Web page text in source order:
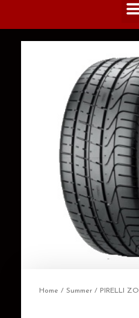
Home / Summer / PIRELLI ZO